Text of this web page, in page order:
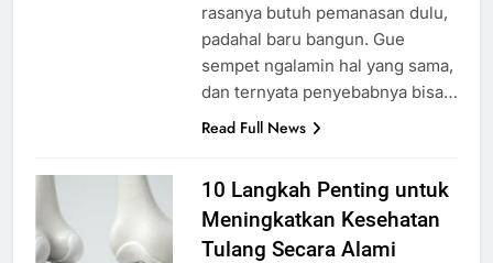
rasanya butuh pemanasan dulu,
padahal baru bangun. Gue
sempet ngalamin hal yang sama,
dan ternyata penyebabnya bisa…
Read Full News
10 Langkah Penting untuk
Meningkatkan Kesehatan
Tulang Secara Alami